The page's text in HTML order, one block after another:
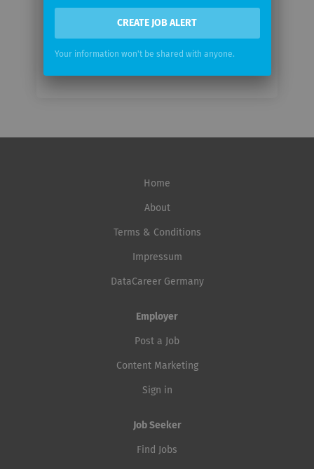
frequency
Home
About
Terms & Conditions
Impressum
DataCareer Germany
Employer
Post a Job
Content Marketing
Sign in
Job Seeker
Find Jobs
CREATE JOB ALERT
Your information won't be shared with anyone.